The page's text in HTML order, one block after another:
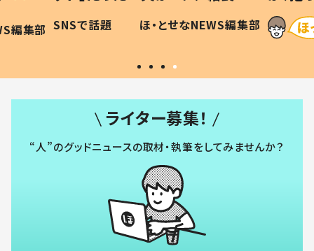
編集部
作り続ける理由とは #令和の親
#令和の子
SNSで話題 ほ・とせなNEWS編集部 「涙が
い」
ライター募集！
“人”のグッドニュースの取材・執筆をしてみませんか？